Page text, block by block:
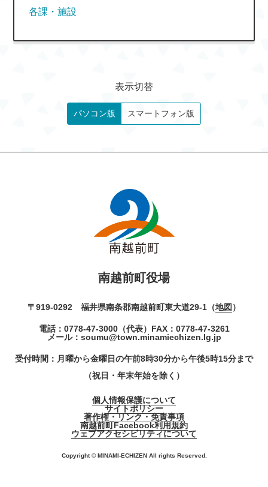
各課・施設
表示切替
パソコン版 スマートフォン版
南越前町役場
〒919-0292 福井県南条郡南越前町東大道29-1（地図 ）
電話： 0778-47-3000（代表） FAX：0778-47-3261
メール： soumu@town.minamiechizen.lg.jp
受付時間：月曜から金曜日の午前8時30分から午後5時15分まで
（祝日・年末年始を除く）
個人情報保護について
サイトポリシー
著作権・リンク・免責事項
南越前町Facebook利用規約
ウェブアクセシビリティについて
Copyright © MINAMI-ECHIZEN All rights Reserved.